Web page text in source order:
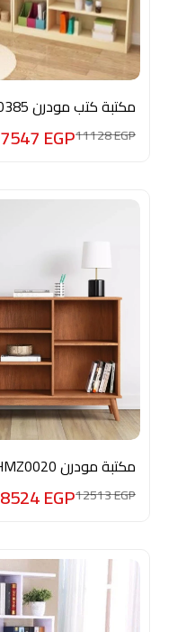
مكتبة كتب مودرن M0385
11128EGP
7547EGP
مكتبة مودرن HMZ0020
12513EGP
8524EGP